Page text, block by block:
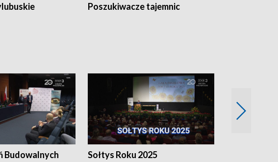
Poszukiwacze tajemnic
Budowalnych Sołtys Roku 2025